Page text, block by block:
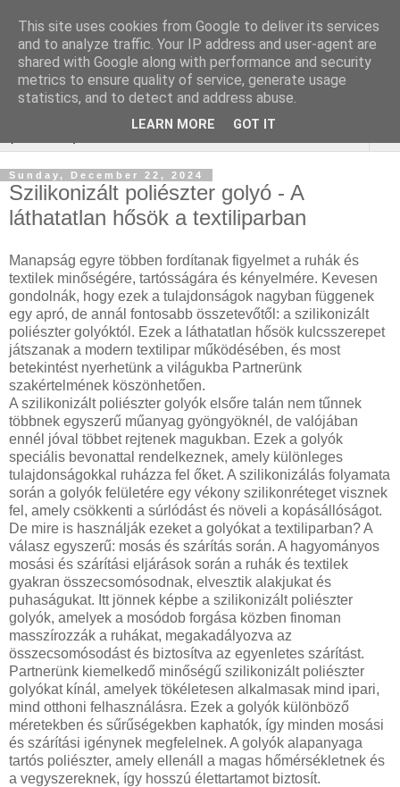
Keresőmarketing :
gurtnicsere
Sunday, December 22, 2024
Szilikonizált poliészter golyó - A
láthatatlan hősök a textiliparban
Manapság egyre többen fordítanak figyelmet a ruhák és
textilek minőségére, tartósságára és kényelmére. Kevesen
gondolnák, hogy ezek a tulajdonságok nagyban függenek
egy apró, de annál fontosabb összetevőtől: a szilikonizált
poliészter golyóktól. Ezek a láthatatlan hősök kulcsszerepet
játszanak a modern textilipar működésében, és most
betekintést nyerhetünk a világukba Partnerünk
szakértelmének köszönhetően.
A szilikonizált poliészter golyók elsőre talán nem tűnnek
többnek egyszerű műanyag gyöngyöknél, de valójában
ennél jóval többet rejtenek magukban. Ezek a golyók
speciális bevonattal rendelkeznek, amely különleges
tulajdonságokkal ruházza fel őket. A szilikonizálás folyamata
során a golyók felületére egy vékony szilikonréteget visznek
fel, amely csökkenti a súrlódást és növeli a kopásállóságot.
De mire is használják ezeket a golyókat a textiliparban? A
válasz egyszerű: mosás és szárítás során. A hagyományos
mosási és szárítási eljárások során a ruhák és textilek
gyakran összecsomósodnak, elvesztik alakjukat és
puhaságukat. Itt jönnek képbe a szilikonizált poliészter
golyók, amelyek a mosódob forgása közben finoman
masszírozzák a ruhákat, megakadályozva az
összecsomósodást és biztosítva az egyenletes szárítást.
Partnerünk kiemelkedő minőségű szilikonizált poliészter
golyókat kínál, amelyek tökéletesen alkalmasak mind ipari,
mind otthoni felhasználásra. Ezek a golyók különböző
méretekben és sűrűségekben kaphatók, így minden mosási
és szárítási igénynek megfelelnek. A golyók alapanyaga
tartós poliészter, amely ellenáll a magas hőmérsékletnek és
a vegyszereknek, így hosszú élettartamot biztosít.
This site uses cookies from Google to deliver its services
and to analyze traffic. Your IP address and user-agent are
shared with Google along with performance and security
metrics to ensure quality of service, generate usage
statistics, and to detect and address abuse.
LEARN MORE GOT IT